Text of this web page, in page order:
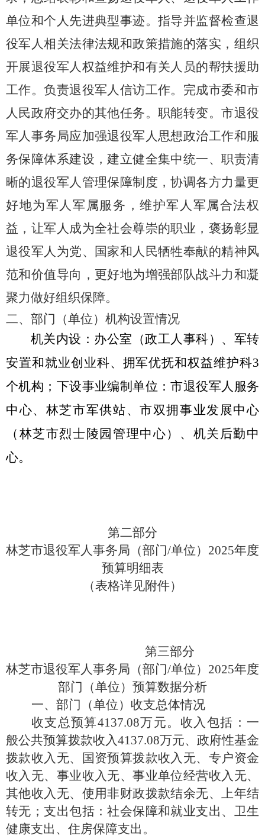
单位和个人先进典型事迹。指导并监督检查退
役军人相关法律法规和政策措施的落实，组织
开展退役军人权益维护和有关人员的帮扶援助
工作。负责退役军人信访工作。完成市委和市
人民政府交办的其他任务。职能转变。市退役
军人事务局应加强退役军人思想政治工作和服
务保障体系建设，建立健全集中统一、职责清
晰的退役军人管理保障制度，协调各方力量更
好地为军人军属服务，维护军人军属合法权
益，让军人成为全社会尊崇的职业，褒扬彰显
退役军人为党、国家和人民牺牲奉献的精神风
范和价值导向，更好地为增强部队战斗力和凝
聚力做好组织保障。
二、部门（单位）机构设置情况
机关内设：办公室（政工人事科）、军转
安置和就业创业科、拥军优抚和权益维护科3
个机构；下设事业编制单位：市退役军人服务
中心、林芝市军供站、市双拥事业发展中心
（林芝市烈士陵园管理中心）、机关后勤中
心。
第二部分
林芝市退役军人事务局（部门/单位）2025年度
预算明细表
（表格详见附件）
第三部分
林芝市退役军人事务局（部门/单位）2025年度
部门（单位）预算数据分析
一、部门（单位）收支总体情况
收支总预算4137.08万元。收入包括：一
般公共预算拨款收入4137.08万元、政府性基金
拨款收入无、国资预算拨款收入无、专户资金
收入无、事业收入无、事业单位经营收入无、
其他收入无、使用非财政拨款结余无、上年结
转无；支出包括：社会保障和就业支出、卫生
健康支出、住房保障支出。